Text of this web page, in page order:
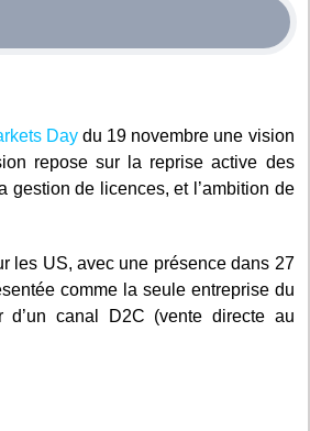
Daydu 19 novembre une vision
repose sur la reprise active des
de licences, et l’ambition de
les US, avec une présence dans 27
comme la seule entreprise du
canal D2C (vente directe au